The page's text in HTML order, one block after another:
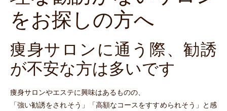
をお探しの方へ
痩身サロンに通う際、勧誘
が不安な方は多いです
痩身サロンやエステに興味はあるものの、
「強い勧誘をされそう」「高額なコースをすすめられそう」と感